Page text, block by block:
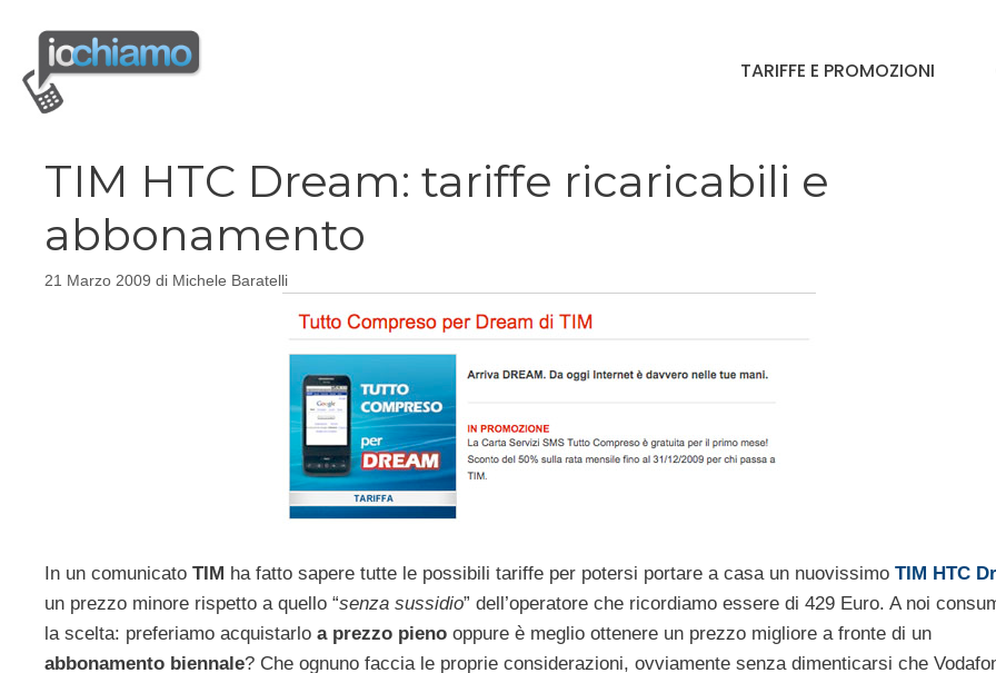
contenuto
TARIFFE E PROMOZIONI
TIM HTC Dream: tariffe ricaricabili e
abbonamento
21 Marzo 2009 di Michele Baratelli
In un comunicato TIM ha fatto sapere tutte le possibili tariffe per potersi portare a casa un nuovissimo TIM HTC
un prezzo minore rispetto a quello “senza sussidio” dell’operatore che ricordiamo essere di 429 Euro. A noi
la scelta: preferiamo acquistarlo a prezzo pieno oppure è meglio ottenere un prezzo migliore a fronte di un
abbonamento biennale? Che ognuno faccia le proprie considerazioni, ovviamente senza dimenticarsi che